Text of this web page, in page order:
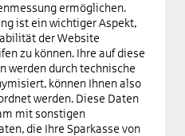
ermöglichen.
ist ein wichtiger Aspekt,
der Website
zu können. Ihre auf diese
werden durch technische
können Ihnen also
werden. Diese Daten
mit sonstigen
die Ihre Sparkasse von